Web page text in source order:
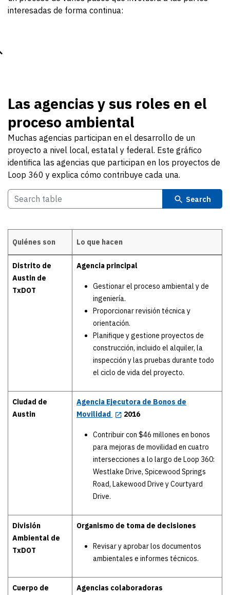
interesadas de forma continua:
Las agencias y sus roles en el
proceso ambiental
Muchas agencias participan en el desarrollo de un
proyecto a nivel local, estatal y federal. Este gráfico
identifica las agencias que participan en los proyectos de
Loop 360 y explica cómo contribuye cada una.
Search
Details
Quiénes son Lo que hacen
Distrito de
Austin de
TxDOT
Agencia principal
Gestionar el proceso ambiental y de
ingeniería.
Proporcionar revisión técnica y
orientación.
Planifique y gestione proyectos de
construcción, incluido el alquiler, la
inspección y las pruebas durante todo
el ciclo de vida del proyecto.
Ciudad de
Austin
Agencia Ejecutora de Bonos de
Movilidad
2016
Contribuir con $46 millones en bonos
para mejoras de movilidad en cuatro
intersecciones a lo largo de Loop 360:
Westlake Drive, Spicewood Springs
Road, Lakewood Drive y Courtyard
Drive.
División
Ambiental de
TxDOT
Organismo de toma de decisiones
Revisar y aprobar los documentos
ambientales e informes técnicos.
Cuerpo de
Agencias colaboradoras